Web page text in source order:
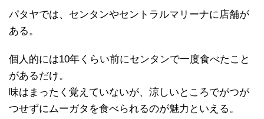
パタヤでは、センタンやセントラルマリーナに店舗が
ある。
個人的には10年くらい前にセンタンで一度食べたこと
があるだけ。
味はまったく覚えていないが、涼しいところでがつが
つせずにムーガタを食べられるのが魅力といえる。